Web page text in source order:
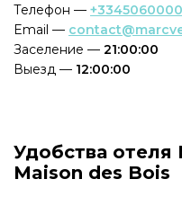
Телефон —
Email —
Заселение — 21:00:00
Выезд — 12:00:00
Удобства отеля
Maison des Bois